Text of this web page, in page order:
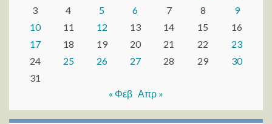
3
4 5 6 7 8
9
10
11 12 13 14 15
16
17
18 19 20 21 22
23
24
25 26 27 28 29
30
31
« Φεβ Απρ »